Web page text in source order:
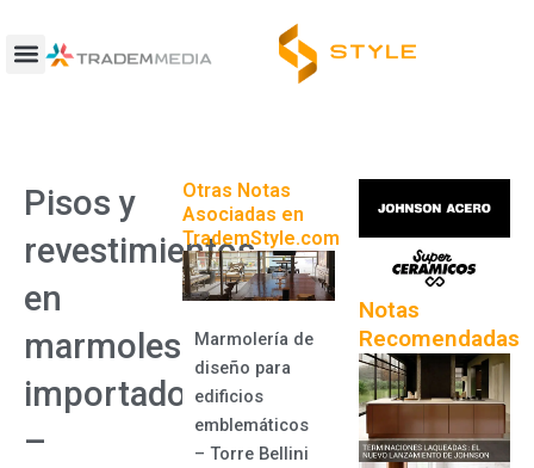
contenido
Pisos y
revestimientos
en
marmoles
importados
–
Otras Notas
Asociadas en
TrademStyle.com
Marmolería de
diseño para
edificios
emblemáticos
– Torre Bellini
Notas
Recomendadas